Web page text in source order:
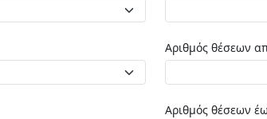
Αριθμός
Αριθμός